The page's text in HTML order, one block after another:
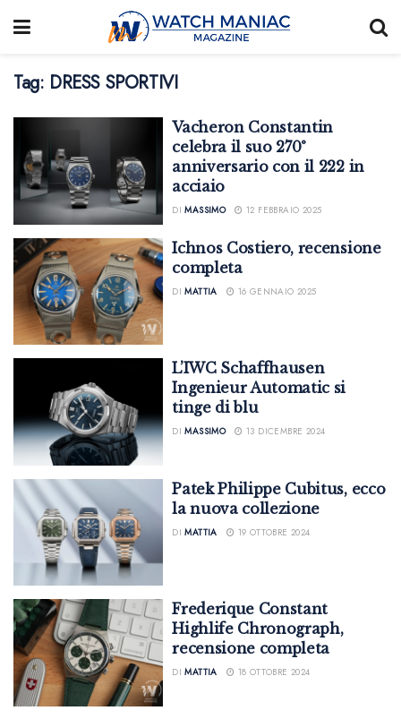
Tag: DRESS SPORTIVI
Vacheron Constantin
celebra il suo 270°
anniversario con il 222 in
acciaio
DI MASSIMO 12 FEBBRAIO 2025
Ichnos Costiero, recensione
completa
DI MATTIA 16 GENNAIO 2025
L’IWC Schaffhausen
Ingenieur Automatic si
tinge di blu
DI MASSIMO 13 DICEMBRE 2024
Patek Philippe Cubitus, ecco
la nuova collezione
DI MATTIA 19 OTTOBRE 2024
Frederique Constant
Highlife Chronograph,
recensione completa
DI MATTIA 18 OTTOBRE 2024